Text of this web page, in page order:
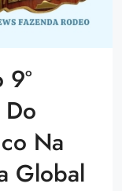
Do
Na
Global